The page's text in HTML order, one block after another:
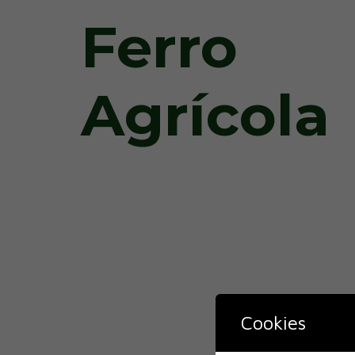
Ferro
Agrícola
Cookies